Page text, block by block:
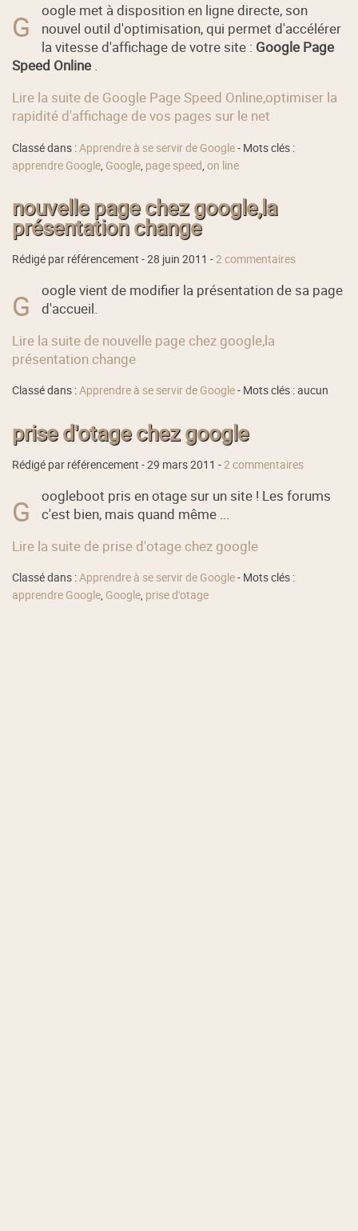
G
oogle met à disposition en ligne directe, son
nouvel outil d'optimisation, qui permet d'accélérer
la vitesse d'affichage de votre site : Google Page
Speed Online .
Lire la suite de Google Page Speed Online,optimiser la
rapidité d'affichage de vos pages sur le net
Classé dans :Apprendre à se servir de Google- Mots clés :
apprendre Google, Google, page speed,on line
nouvelle page chez google,la
présentation change
Rédigé par référencement -28 juin 2011 -2 commentaires
G
oogle vient de modifier la présentation de sa page
d'accueil.
Lire la suite de nouvelle page chez google,la
présentation change
Classé dans :Apprendre à se servir de Google- Mots clés : aucun
prise d'otage chez google
Rédigé par référencement -29 mars 2011 -2 commentaires
G
oogleboot pris en otage sur un site ! Les forums
c'est bien, mais quand même ...
Lire la suite de prise d'otage chez google
Classé dans :Apprendre à se servir de Google- Mots clés :
apprendre Google, Google, prise d'otage